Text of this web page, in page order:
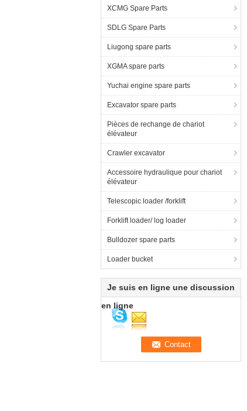
XCMG Spare Parts
SDLG Spare Parts
Liugong spare parts
XGMA spare parts
Yuchai engine spare parts
Excavator spare parts
Pièces de rechange de chariot
élévateur
Crawler excavator
Accessoire hydraulique pour chariot
élévateur
Telescopic loader /forklift
Forklift loader/ log loader
Bulldozer spare parts
Loader bucket
Je suis en ligne une discussion
en ligne